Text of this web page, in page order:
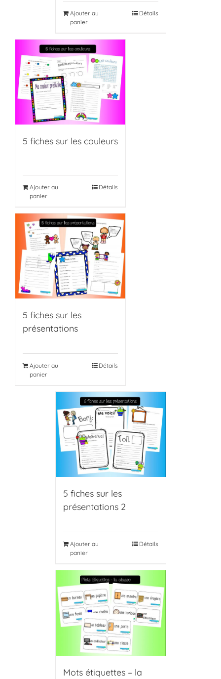
Ajouter au
panier
Détails
5 fiches sur les couleurs
Ajouter au
panier
Détails
5 fiches sur les
présentations
Ajouter au
panier
Détails
5 fiches sur les
présentations 2
Ajouter au
panier
Détails
Mots étiquettes – la